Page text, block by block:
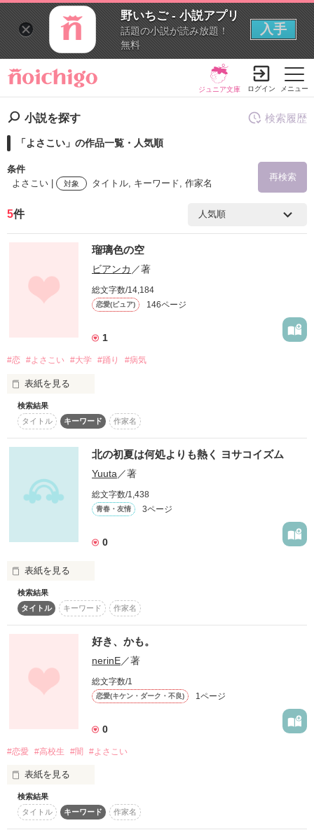
野いちご - 小説アプリ
話題の小説が読み放題！
無料
入手
メニュー
ジュニア文庫 ログイン
小説を探す
「よさこい」の作品一覧・人気順
条件
よさこい |
対象 タイトル, キーワード, 作家名
再検索
検索ワード
ステータス 全て 完結
コンテスト
復刻！夏の野いちごビギナーズ応援コンテスト～中・長編チ
500文字の不気味なテスト、募集中。
200文字でゾッ！こわい短編コンテスト
賞」野いちご！会場
検索履歴
5件
瑠璃色の空
ビアンカ ／著
総文字数/14,184
恋愛(ピュア) 146ページ
1
#恋 #よさこい #大学 #踊り #病気
表紙を見る
気持ちよくなるくらい
青い空の下
元気にしてますか？
あなたに会いたい
*るなるな*様
ありがとうございます！
検索結果
タイトル
キーワード 作家名
北の初夏は何処よりも熱く ヨサコイズム
Yuuta ／著
総文字数/1,438
青春・友情 3ページ
0
表紙を見る
毎年夏恒例のYOSAKOIソーラン祭り
どこよりも熱い何よりも力強く
全国、世界から集結する強豪チーム
汗と涙と眩しい笑顔が花咲く
鮮やかな衣装に身をまとい踊り子達が舞い踊る
札幌の大地に響くソーラン節
検索結果
タイトル
キーワード 作家名
好き、かも。
nerinE／著
総文字数/1
恋愛(キケン・ダーク・不良) 1ページ
0
#恋愛 #高校生 #闇 #よさこい
表紙を見る
高校2年の6月、あなたと出会いました。
あなたと出逢って変われた。
検索結果
タイトル
キーワード 作家名